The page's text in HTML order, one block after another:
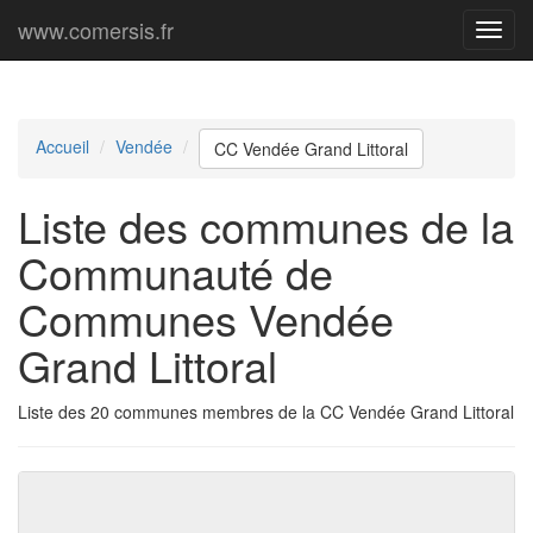
Menu
www.comersis.fr
Accueil Vendée CC Vendée Grand Littoral
Liste des communes de la
Communauté de
Communes Vendée
Grand Littoral
Liste des 20 communes membres de la CC Vendée Grand Littoral